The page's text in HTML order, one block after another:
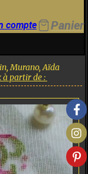
compte Panier
Murano, Aïda
à partir de :